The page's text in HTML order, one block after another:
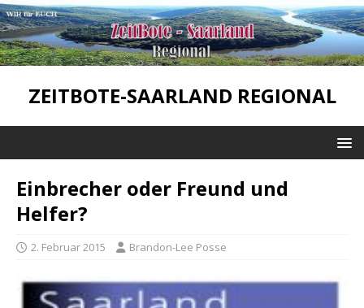
ZEITBOTE-SAARLAND REGIONAL
Einbrecher oder Freund und
Helfer?
2. Februar 2015 Brandon-Lee Posse